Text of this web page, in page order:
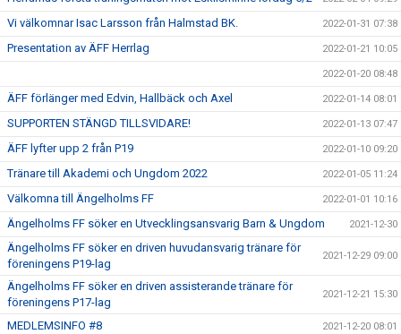
Vi välkomnar Isac Larsson från Halmstad BK. 2022-01-31 07:38
Presentation av ÄFF Herrlag 2022-01-21 10:05
2022-01-20 08:48
ÄFF förlänger med Edvin, Hallbäck och Axel 2022-01-14 08:01
SUPPORTEN STÄNGD TILLSVIDARE! 2022-01-13 07:47
ÄFF lyfter upp 2 från P19 2022-01-10 09:20
Tränare till Akademi och Ungdom 2022 2022-01-05 11:24
Välkomna till Ängelholms FF 2022-01-01 10:16
Ängelholms FF söker en Utvecklingsansvarig Barn & Ungdom 2021-12-30
Ängelholms FF söker en driven huvudansvarig tränare för
föreningens P19-lag
2021-12-29 09:00
Ängelholms FF söker en driven assisterande tränare för
föreningens P17-lag
2021-12-21 15:30
MEDLEMSINFO #8 2021-12-20 08:01